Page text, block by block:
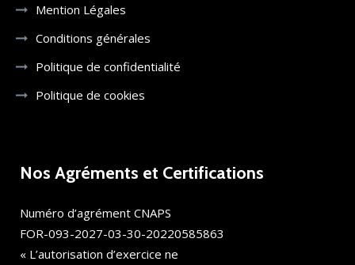
Mention Légales
Conditions générales
Politique de confidentialité
Politique de cookies
Nos Agréments et Certifications
Numéro d’agrément CNAPS
FOR-093-2027-03-30-20220585863
« L’autorisation d’exercice ne